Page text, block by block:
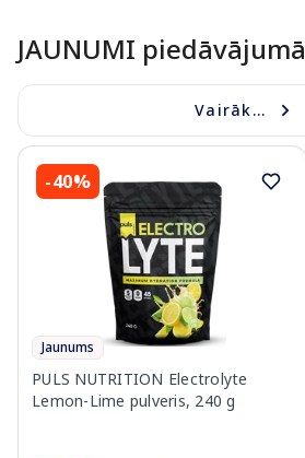
JAUNUMI piedāvājumā
Vairāk...
-40%
Jaunums
PULS NUTRITION Electrolyte
Lemon-Lime pulveris, 240 g